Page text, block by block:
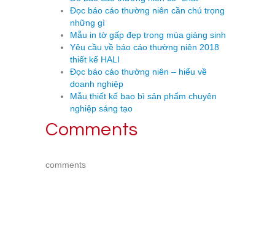
Đọc báo cáo thường niên cần chú trọng
những gì
Mẫu in tờ gấp đẹp trong mùa giáng sinh
Yêu cầu về báo cáo thường niên 2018
thiết kế HALI
Đọc báo cáo thường niên – hiểu về
doanh nghiệp
Mẫu thiết kế bao bì sản phẩm chuyên
nghiệp sáng tạo
Comments
comments